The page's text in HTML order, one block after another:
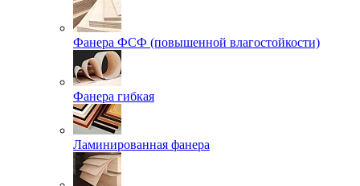
Фанера ФСФ (повышенной влагостойкости)
Фанера гибкая
Ламинированная фанера